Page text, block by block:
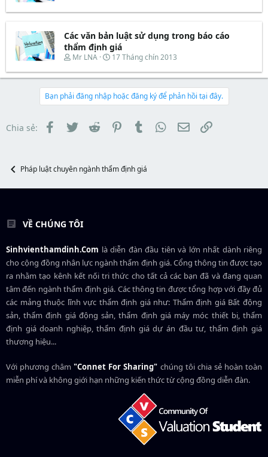
a
t
e
r
ầ
e
d
s
t
a
r
t
e
r
y
ắ
t
đ
ầ
u
Các văn bản luật sử dụng trong báo cáo
thẩm định giá
T
r
a
d
t
a
r
Mr LNA
N
à
b
ắ
đ
ầ
17 Tháng chín 2013
Bạn phải đăng nhập hoặc đăng ký để phản hồi tại đây.
Chia sẻ: Facebook
TwitterReddit PinterestTumblr WhatsApp
EmailLink
Pháp luật chuyên ngành thẩm định giá
VỀ CHÚNG TÔI
Sinhvienthamdinh.Com là diễn đàn đầu tiên và lớn nhất dành riêng
cho cộng đồng nhân lực ngànhthẩm định giá. Cổng thông tin được tạo
ra nhằm tạo kênh kết nối tri thức cho tất cả các bạn đã và đang quan
tâm đến ngành thẩm định giá. Các thông tin được tổng hợp với đầy đủ
các mảng thuộc lĩnh vực thẩm định giá như: Thẩm định giá Bất động
sản, thẩm định giá động sản, thẩm định giá máy móc thiết bị, thẩm
định giá doanh nghiệp, thẩm định giá dự án đầu tư, thẩm định giá
thương hiệu...
Với phương châm"Connet For Sharing" chúng tôi chia sẻ hoàn toàn
miễn phí và không giới hạn những kiến thức từ cộng đồng diễn đàn.